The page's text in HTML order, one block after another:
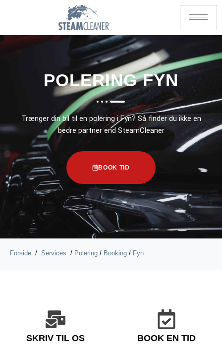
POLERING FYN
Trænger din bil til en polering i Fyn? Så finder du ikke en
bedre partner end SteamCleaner
BOOK TID
Forside / Services / Polering / Booking / Fyn
SKRIV TIL OS BOOK EN TID